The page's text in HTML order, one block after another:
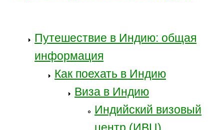
Путешествие в Индию: общая
информация
Как поехать в Индию
Виза в Индию
Индийский визовый